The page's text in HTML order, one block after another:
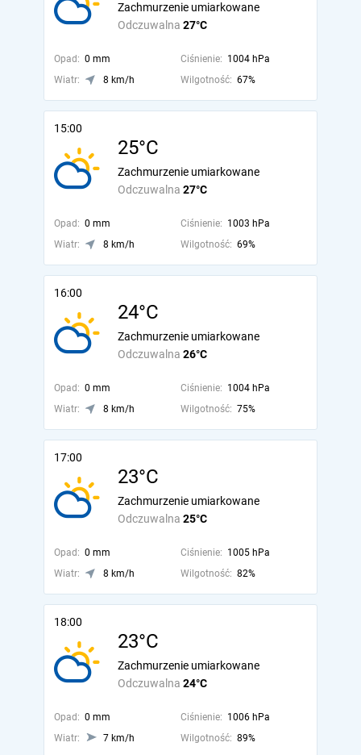
Odczuwalna 27°C
Zachmurzenie umiarkowane
Opad: 0 mm Ciśnienie: 1004 hPa
Wiatr:
8 km/h Wilgotność: 67%
15:00
25°C
Odczuwalna 27°C
Zachmurzenie umiarkowane
Opad: 0 mm Ciśnienie: 1003 hPa
Wiatr:
8 km/h Wilgotność: 69%
16:00
24°C
Odczuwalna 26°C
Zachmurzenie umiarkowane
Opad: 0 mm Ciśnienie: 1004 hPa
Wiatr:
8 km/h Wilgotność: 75%
17:00
23°C
Odczuwalna 25°C
Zachmurzenie umiarkowane
Opad: 0 mm Ciśnienie: 1005 hPa
Wiatr:
8 km/h Wilgotność: 82%
18:00
23°C
Odczuwalna 24°C
Zachmurzenie umiarkowane
Opad: 0 mm Ciśnienie: 1006 hPa
Wiatr:
7 km/h Wilgotność: 89%